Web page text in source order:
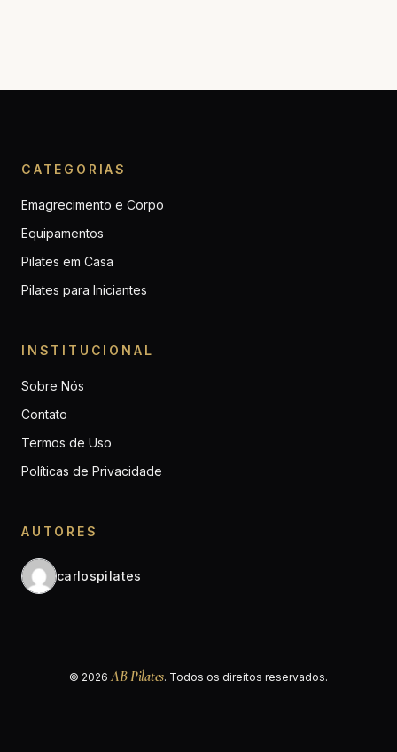
CATEGORIAS
Emagrecimento e Corpo
Equipamentos
Pilates em Casa
Pilates para Iniciantes
INSTITUCIONAL
Sobre Nós
Contato
Termos de Uso
Políticas de Privacidade
AUTORES
carlospilates
© 2026AB Pilates. Todos os direitos reservados.